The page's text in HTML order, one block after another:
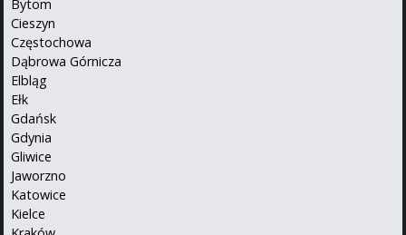
Bytom
Cieszyn
Częstochowa
Dąbrowa Górnicza
Elbląg
Ełk
Gdańsk
Gdynia
Gliwice
Jaworzno
Katowice
Kielce